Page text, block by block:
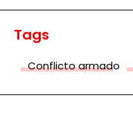
Tags
Conflicto armado